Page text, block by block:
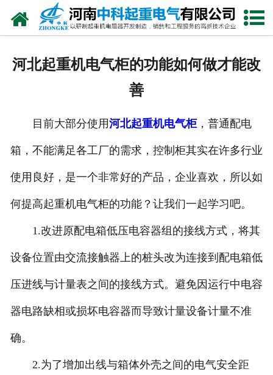
网站首页
公司风采
联系我们
河北起重机电气柜的功能如何做才能改
善
目前大部分使用河北起重机电气柜，普通配电
箱，不能满足各工厂的需求，控制柜其实在许多行业
使用良好，是一个非常好的产品，企业喜欢，所以如
何提高起重机电气柜的功能？让我们一起学习吧。
1.改进原配电箱低压电容器组的接线方式，将其
设备位置由交流接触器上的桩头改为连接到配电箱低
压进线与计量表之间的接线方式。避免因运行中电容
器电路缺相或损坏电容器而导致计量设备计量不准
确。
2.为了增加出线与箱体外壳之间的电气安全距